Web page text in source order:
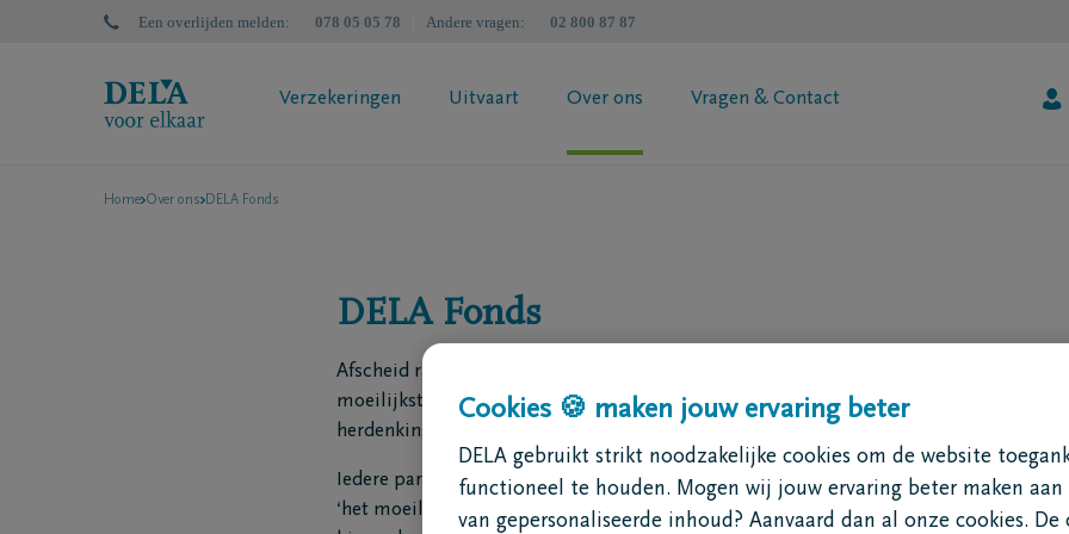
Een overlijden melden: 078 05 05 78 Andere vragen: 02 800 87 87
Verzekeringen Uitvaart Over ons Vragen & Contact
Vraag je brochure aan
Home Over ons DELA Fonds
DELA Fonds
Afscheid raakt ons allemaal. Daarom ondersteunt het DELA Fonds projecten die
moeilijkste moment van hun leven: het verlies van een dierbare. Denk aan
herdenkingsmomenten of initiatieven die rouw bespreekbaar maken.
Iedere particulier, vrijwilliger of vzw kan een voorstel indienen, zolang het initiatief
‘het moeilijke moment rond afscheid nemen’ - en voldoet aan de voorwaarden van het
Cookies 🍪 maken jouw ervaring beter
DELA gebruikt strikt noodzakelijke cookies om de website
functioneel te houden. Mogen wij jouw ervaring beter maken aan
van gepersonaliseerde inhoud? Aanvaard dan al onze cookies. De